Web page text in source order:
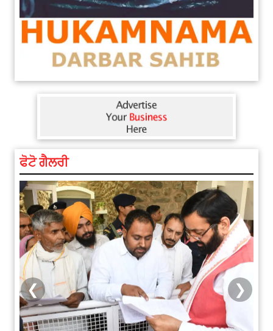
ਫੋਟੋ ਗੈਲਰੀ
❮ ❯